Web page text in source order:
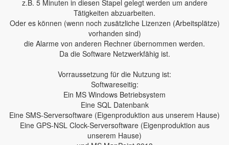
z.B. 5 Minuten in diesen Stapel gelegt werden um andere
Tätigkeiten abzuarbeiten.
Oder es können (wenn noch zusätzliche Lizenzen (Arbeitsplätze)
vorhanden sind)
die Alarme von anderen Rechner übernommen werden.
Da die Software Netzwerkfähig ist.
Vorraussetzung für die Nutzung ist:
Softwareseitig:
Ein MS Windows Betriebsystem
Eine SQL Datenbank
Eine SMS-Serversoftware (Eigenproduktion aus unserem Hause)
Eine GPS-NSL Clock-Serversoftware (Eigenproduktion aus
unserem Hause)